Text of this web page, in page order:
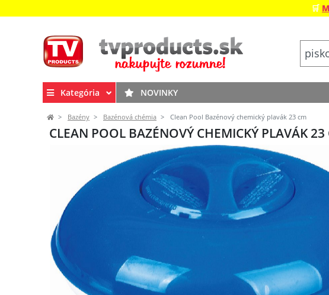
🛒
Kategória NOVINKY
Bazény Bazénová chémia Clean Pool Bazénový chemický plavák 23 cm
CLEAN POOL BAZÉNOVÝ CHEMICKÝ PLAVÁK 23